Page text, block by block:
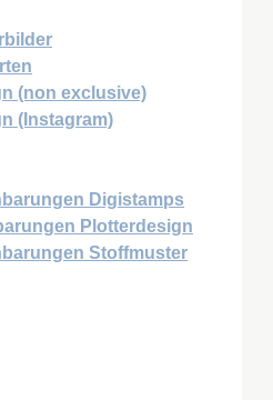
(non exclusive)
(Instagram)
Digistamps
Plotterdesign
Stoffmuster